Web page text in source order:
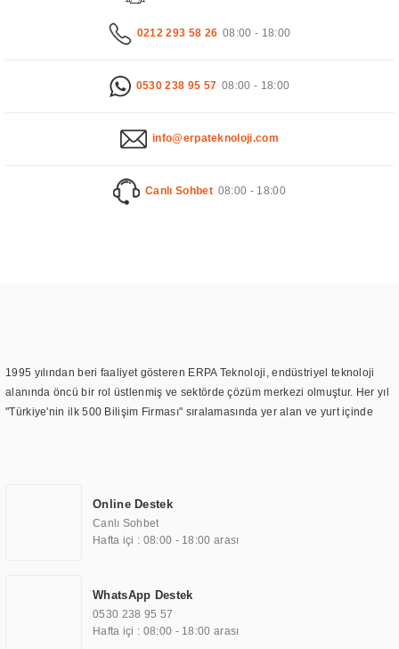
0212 293 58 26 08:00 - 18:00
0530 238 95 57 08:00 - 18:00
info@erpateknoloji.com
Canlı Sohbet 08:00 - 18:00
1995 yılından beri faaliyet gösteren ERPA Teknoloji, endüstriyel teknoloji
alanında öncü bir rol üstlenmiş ve sektörde çözüm merkezi olmuştur. Her yıl
"Türkiye'nin ilk 500 Bilişim Firması" sıralamasında yer alan ve yurt içinde
TOCHI markası altında kendi ürettiği ürünlerde kullanmıştır. Günümüzde
TOCHI; videowall, digital signage, kiosk, totem, akıllı durak ekranı, araç içi
ekran, asansör ekranı, digital menüboard, marin ekran, medikal ekran,
ekranları, endüstriyel ekranlar, kapı önü bilgi ekranları, panel PC,
endüstriyel Panel PC, mini PC, endüstriyel mini PC ve akıllı bina sistemleri
gibi çözümleri 4.5" ile 110” boyutları arasında üretebilirken, ayrıca standart
Online Destek
Canlı Sohbet
Hafta içi : 08:00 - 18:00 arası
WhatsApp Destek
0530 238 95 57
Hafta içi : 08:00 - 18:00 arası